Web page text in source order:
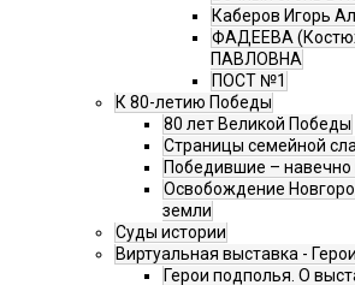
Каберов Игорь
ФАДЕЕВА
ПАВЛОВНА
ПОСТ №1
К 80-летию Победы
80 лет Великой Победы
Страницы семейной
Победившие – навечно
Освобождение
земли
Суды истории
Виртуальная выставка -
Герои подполья. О